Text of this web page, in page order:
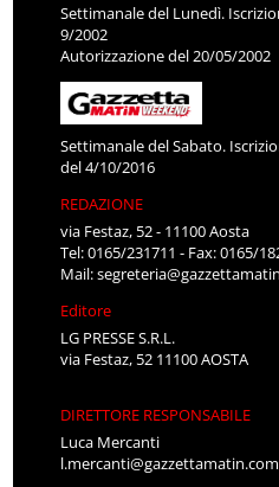
Settimanale del Lunedì.
9/2002
Autorizzazione del 20/05/2002
Settimanale del Sabato.
del 4/10/2016
REDAZIONE
via Festaz, 52 - 11100 Aosta
Tel: 0165/231711 - Fax: 0165/
Mail:
Editore
LG PRESSE S.R.L.
via Festaz, 52 11100 AOSTA
DIRETTORE RESPONSABILE
Luca Mercanti
l.mercanti@gazzettamatin.com